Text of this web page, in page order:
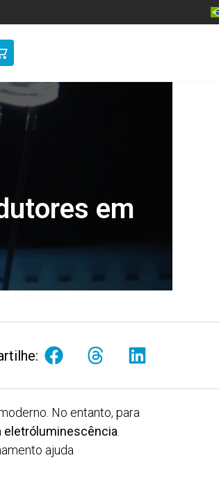
em
No entanto, para
eletróluminescência
ajuda